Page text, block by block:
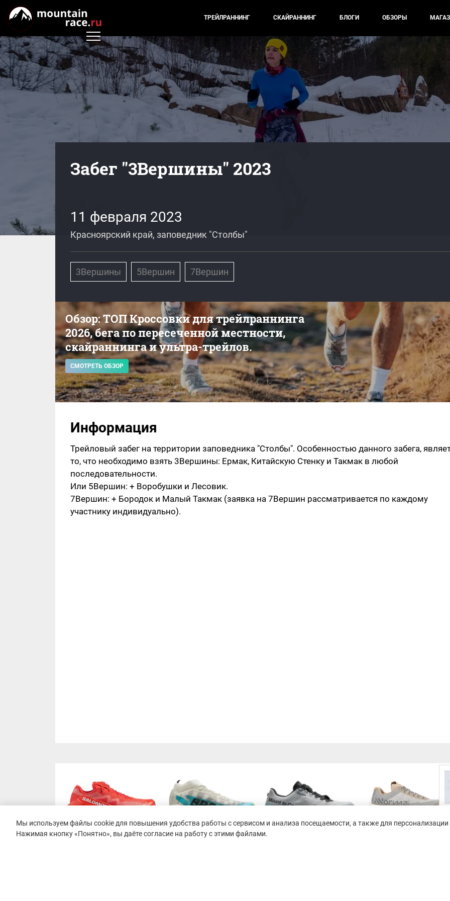
ТРЕЙЛРАННИНГ СКАЙРАННИНГ БЛОГИ ОБЗОРЫ
Забег "3Вершины" 2023
11 февраля 2023
Красноярский край, заповедник "Столбы"
3Вершины 5Вершин 7Вершин
Обзор: ТОП Кроссовки для трейлраннинга
2026, бега по пересеченной местности,
скайраннинга и ультра-трейлов.
СМОТРЕТЬ ОБЗОР
Информация
Трейловый забег на территории заповедника "Столбы". Особенностью данного забега,
то, что необходимо взять 3Вершины: Ермак, Китайскую Стенку и Такмак в любой
последовательности.
Или 5Вершин: + Воробушки и Лесовик.
7Вершин: + Бородок и Малый Такмак (заявка на 7Вершин рассматривается по каждому
участнику индивидуально).
Мы используем файлы cookie для повышения удобства работы с сервисом и анализа посещаемости, а также для персонализации
Нажимая кнопку «Понятно», вы даёте согласие на работу с этими файлами.